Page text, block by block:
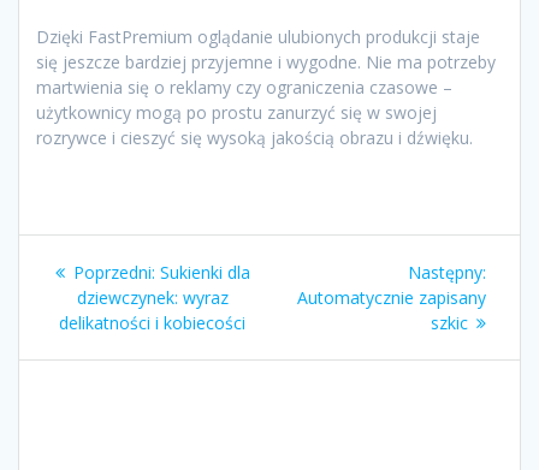
Dzięki FastPremium oglądanie ulubionych produkcji staje
się jeszcze bardziej przyjemne i wygodne. Nie ma potrzeby
martwienia się o reklamy czy ograniczenia czasowe –
użytkownicy mogą po prostu zanurzyć się w swojej
rozrywce i cieszyć się wysoką jakością obrazu i dźwięku.
Nawigacja
wpisu
Poprzedni: Poprzedni
wpis:
Sukienki dla
dziewczynek: wyraz
delikatności i kobiecości
Następny:
wpis:
Automatycznie zapisany
szkic